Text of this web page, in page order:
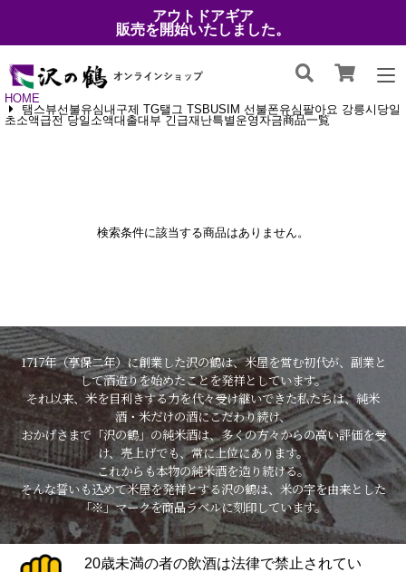
アウトドアギア
販売を開始いたしました。
HOME
탬스뷰선불유심내구제 TG탤그 TSBUSIM 선불폰유심팔아요 강릉시당일
초소액급전 당일소액대출대부 긴급재난특별운영자금商品一覧
検索条件に該当する商品はありません。
1717年（享保二年）に創業した沢の鶴は、米屋を営む初代が、副業と
して酒造りを始めたことを発祥としています。
それ以来、米を目利きする力を代々受け継いできた私たちは、純米
酒・米だけの酒にこだわり続け、
おかげさまで「沢の鶴」の純米酒は、多くの方々からの高い評価を受
け、売上げでも、常に上位にあります。
これからも本物の純米酒を造り続ける。
そんな誓いも込めて米屋を発祥とする沢の鶴は、米の字を由来とした
「※」マークを商品ラベルに刻印しています。
20歳未満の者の飲酒は法律で禁止されてい